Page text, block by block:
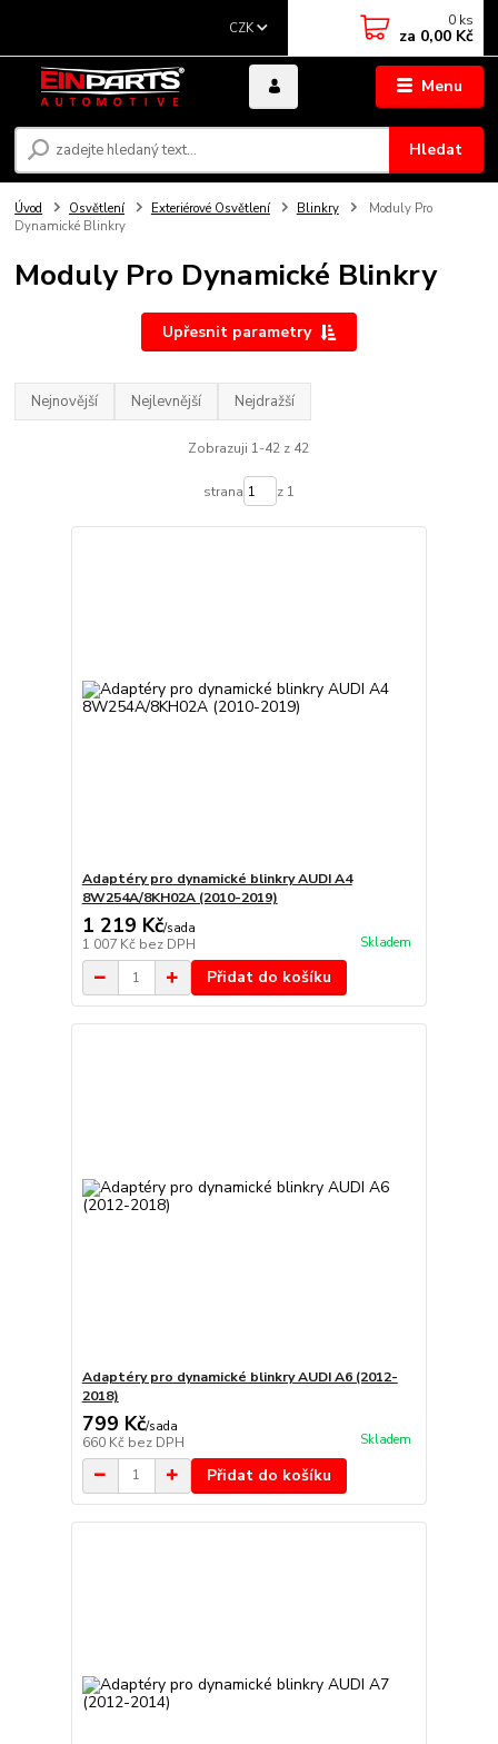
Menu
CZK
Hledat
0 ks
za 0,00 Kč
Úvod Osvětlení Exteriérové Osvětlení Blinkry
Moduly Pro
Dynamické Blinkry
Moduly Pro Dynamické Blinkry
Upřesnit parametry
Nejnovější Nejlevnější Nejdražší
Zobrazuji 1-42 z 42
strana z 1
Adaptéry pro dynamické blinkry AUDI A4
8W254A/8KH02A (2010-2019)
1 219 Kč/sada
1 007 Kč bez DPH Skladem
Přidat do košíku
Adaptéry pro dynamické blinkry AUDI A6 (2012-
2018)
799 Kč/sada
660 Kč bez DPH Skladem
Přidat do košíku